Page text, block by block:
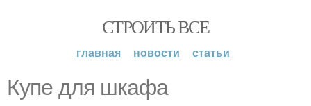
СТРОИТЬ ВСЕ
главная новости статьи
Купе для шкафа